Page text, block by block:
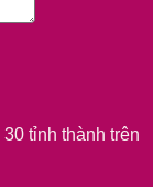
tỉnh thành trên